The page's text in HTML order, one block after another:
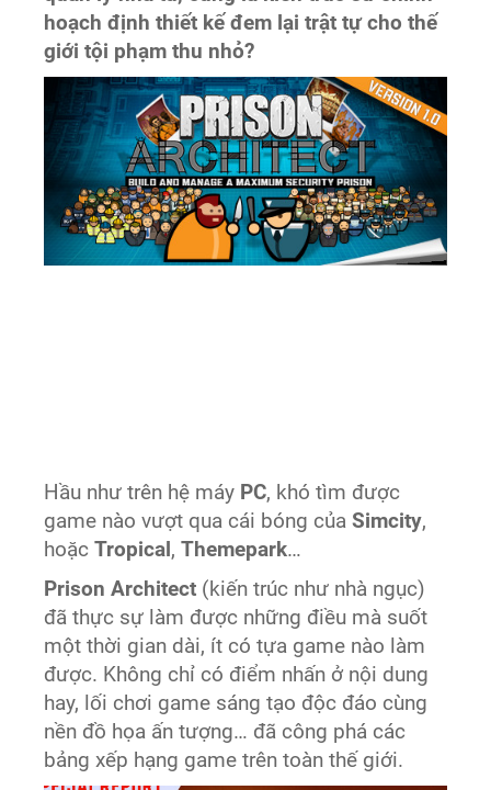
hoạch định thiết kế đem lại trật tự cho thế
giới tội phạm thu nhỏ?
Hầu như trên hệ máy PC, khó tìm được
game nào vượt qua cái bóng củaSimcity,
hoặcTropical ,Themepark…
Prison Architect (kiến trúc như nhà ngục)
đã thực sự làm được những điều mà suốt
một thời gian dài, ít có tựa game nào làm
được. Không chỉ có điểm nhấn ở nội dung
hay, lối chơi game sáng tạo độc đáo cùng
nền đồ họa ấn tượng… đã công phá các
bảng xếp hạng game trên toàn thế giới.